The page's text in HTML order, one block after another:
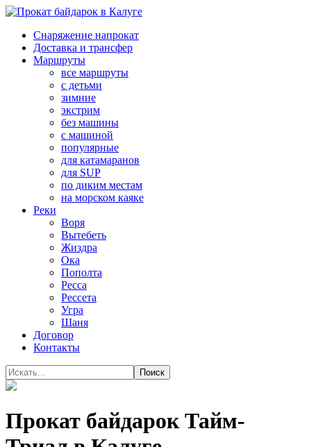
Снаряжение напрокат
Доставка и трансфер
Маршруты
все маршруты
с детьми
зимние
экстрим
без машины
с машиной
популярные
для катамаранов
для SUP
по диким местам
на морском каяке
Реки
Воря
Вытебеть
Жиздра
Ока
Пополта
Ресса
Рессета
Угра
Шаня
Договор
Контакты
Прокат байдарок Тайм-